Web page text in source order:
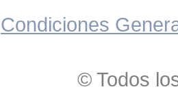
Condiciones
© Todos